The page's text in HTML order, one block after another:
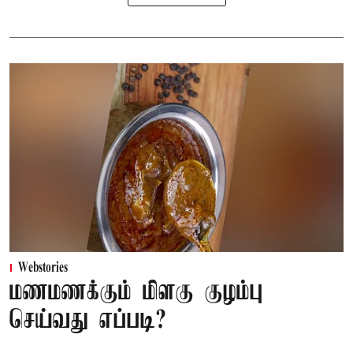
Webstories
மணமணக்கும் மிளகு குழம்பு
செய்வது எப்படி?